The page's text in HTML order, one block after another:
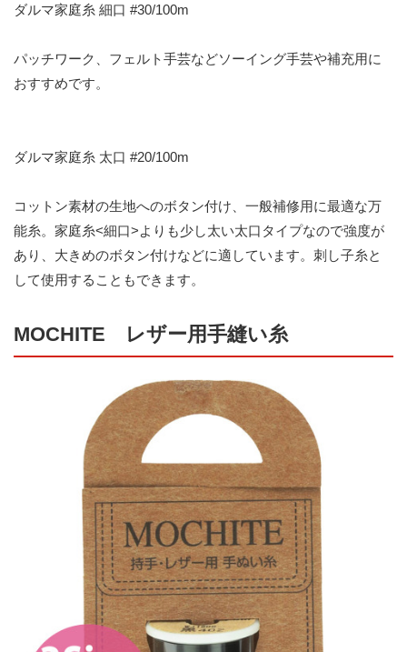
ダルマ家庭糸 細口 #30/100m
パッチワーク、フェルト手芸などソーイング手芸や補充用に
おすすめです。
ダルマ家庭糸 太口 #20/100m
コットン素材の生地へのボタン付け、一般補修用に最適な万
能糸。家庭糸<細口>よりも少し太い太口タイプなので強度が
あり、大きめのボタン付けなどに適しています。刺し子糸と
して使用することもできます。
MOCHITE レザー用手縫い糸